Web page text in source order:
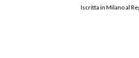
Iscritta in Milano al